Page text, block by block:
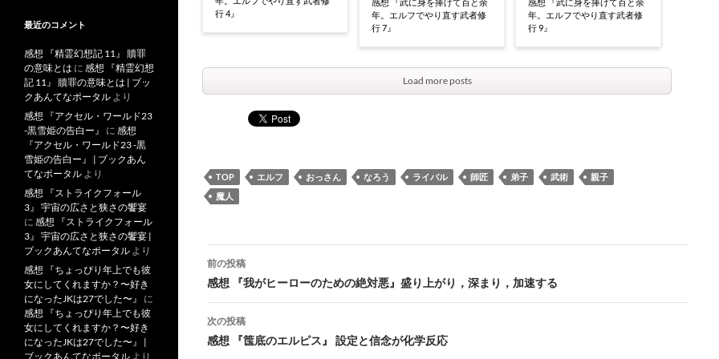
行 4』
年。エルフでやり直す武者修
行 7』
年。エルフでやり直す武者修
行 9』
Load more posts
TOP エルフ おっさん なろう ライバル 師匠 弟子 武術
親子
魔人
投
稿
ナ
ビ
前の投稿
感想 『我がヒーローのための絶対悪』盛り上がり，深まり，加速する
次の投稿
感想 『筺底のエルピス』 設定と信念が化学反応
最近のコメント
感想 『精霊幻想記 11』 贖罪
の意味とは に 感想 『精霊幻想
記 11』 贖罪の意味とは | ブッ
クあんてなポータル より
感想 『アクセル・ワールド23
-黒雪姫の告白ー』
に 感想
『アクセル・ワールド23 -黒
雪姫の告白ー』 | ブックあん
てなポータル より
感想 『ストライクフォール
3』 宇宙の広さと狭さの饗宴
に 感想 『ストライクフォール
3』 宇宙の広さと狭さの饗宴 |
ブックあんてなポータル より
感想 『ちょっぴり年上でも彼
女にしてくれますか？〜好き
になったJKは27でした〜』
に
感想 『ちょっぴり年上でも彼
女にしてくれますか？〜好き
になったJKは27でした〜』 |
ブックあんてなポータル より